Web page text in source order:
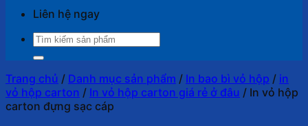
Liên hệ ngay
Tìm
kiếm:
Trang chủ / Danh mục sản phẩm / In bao bì vỏ hộp / in
vỏ hộp carton / In vỏ hộp carton giá rẻ ở đâu / In vỏ hộp
carton đựng sạc cáp